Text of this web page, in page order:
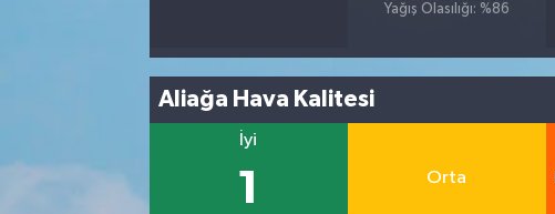
Yağış Olasılığı: %86
Aliağa Hava Kalitesi
İyi
1 Orta